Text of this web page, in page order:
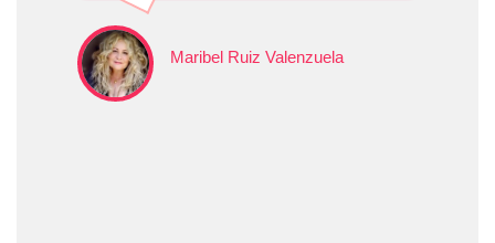
Maribel Ruiz Valenzuela